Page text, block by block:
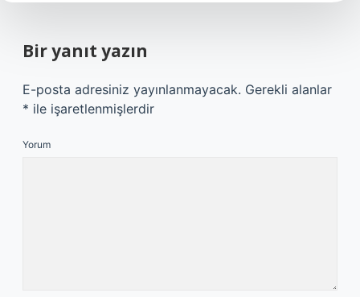
Bir yanıt yazın
E-posta adresiniz yayınlanmayacak. Gerekli alanlar
* ile işaretlenmişlerdir
Yorum